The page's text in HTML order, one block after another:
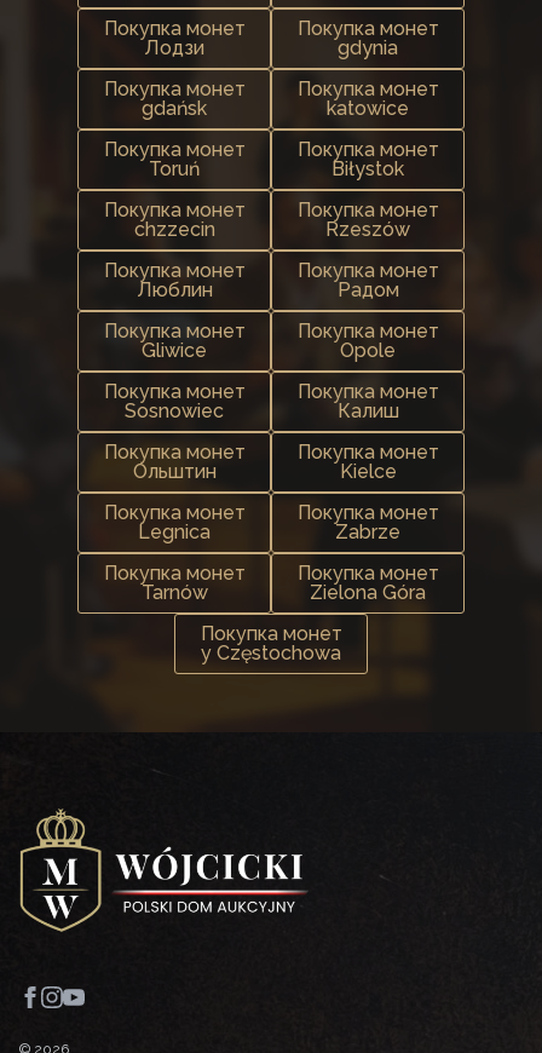
Покупка монет
Лодзи
Покупка монет
gdynia
Покупка монет
gdańsk
Покупка монет
katowice
Покупка монет
Toruń
Покупка монет
Biłystok
Покупка монет
chzzecin
Покупка монет
Rzeszów
Покупка монет
Люблин
Покупка монет
Радом
Покупка монет
Gliwice
Покупка монет
Opole
Покупка монет
Sosnowiec
Покупка монет
Калиш
Покупка монет
Ольштин
Покупка монет
Kielce
Покупка монет
Legnica
Покупка монет
Zabrze
Покупка монет
Tarnów
Покупка монет
Zielona Góra
Покупка монет
у Częstochowa